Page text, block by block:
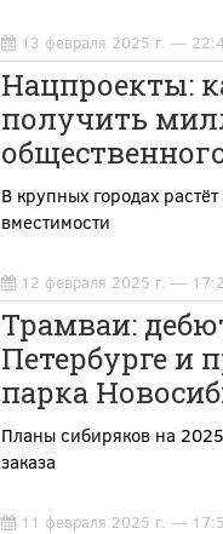
13 февраля 2025 г. —
Нацпроекты:
получить
В крупных городах
вместимости
12 февраля 2025 г. —
Трамваи:
Петербурге и
парка
Планы сибиряков на
заказа
11 февраля 2025 г. —